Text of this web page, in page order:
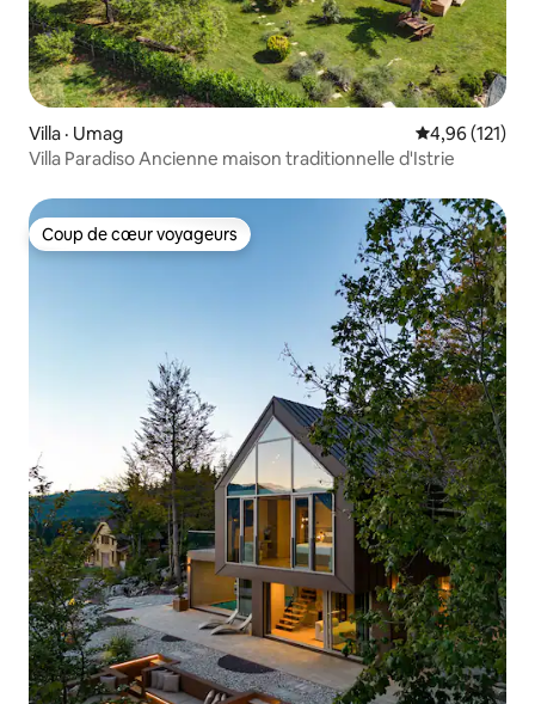
Villa · Umag Note
4,96 (121)
Villa Paradiso Ancienne maison traditionnelle d'Istrie
Coup de cœur voyageurs
Coup de cœur voyageurs